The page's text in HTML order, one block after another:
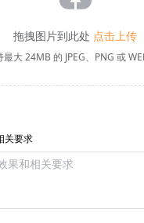
拖拽图片到此处 点击上传
大 24MB 的 JPEG、PNG 或
关要求